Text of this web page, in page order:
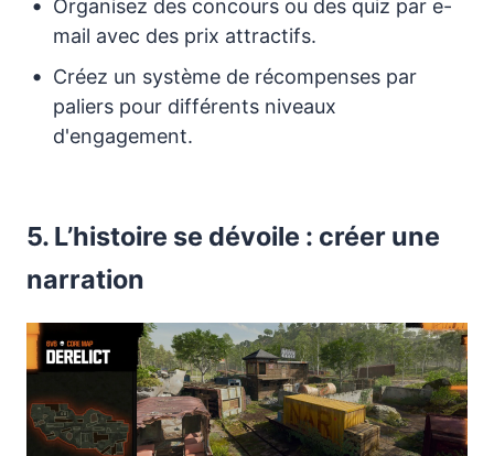
Organisez des concours ou des quiz par e-
mail avec des prix attractifs.
Créez un système de récompenses par
paliers pour différents niveaux
d'engagement.
5. L’histoire se dévoile : créer une
narration